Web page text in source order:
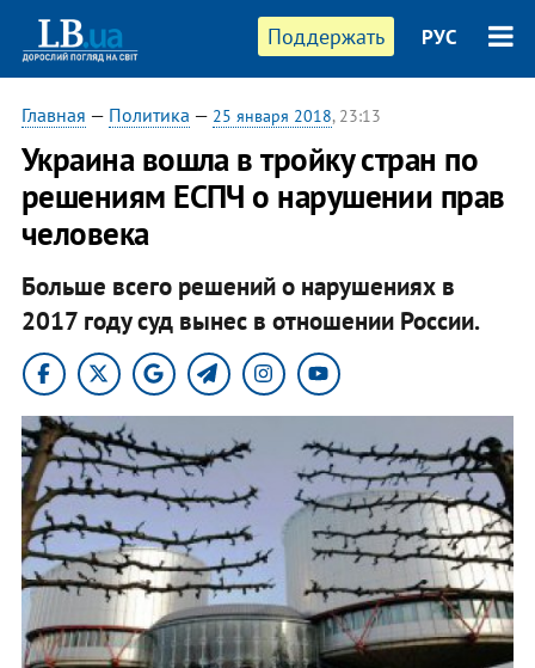
Поддержать РУС
Главная — Политика — 25 января 2018, 23:13
Украина вошла в тройку стран по
решениям ЕСПЧ о нарушении прав
человека
Больше всего решений о нарушениях в
2017 году суд вынес в отношении России.